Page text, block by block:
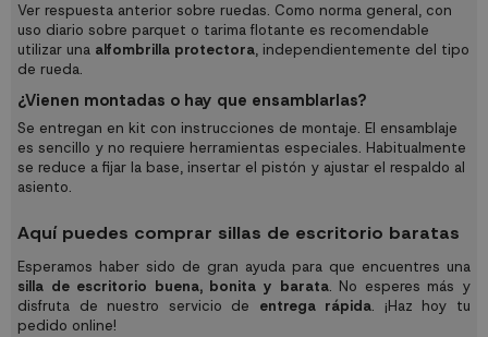
Ver respuesta anterior sobre ruedas. Como norma general, con
uso diario sobre parquet o tarima flotante es recomendable
utilizar una alfombrilla protectora, independientemente del tipo
de rueda.
¿Vienen montadas o hay que ensamblarlas?
Se entregan en kit con instrucciones de montaje. El ensamblaje
es sencillo y no requiere herramientas especiales. Habitualmente
se reduce a fijar la base, insertar el pistón y ajustar el respaldo al
asiento.
Aquí puedes comprar sillas de escritorio baratas
Esperamos haber sido de gran ayuda para que encuentres una
silla de escritorio buena, bonita y barata. No esperes más y
disfruta de nuestro servicio de entrega rápida. ¡Haz hoy tu
pedido online!